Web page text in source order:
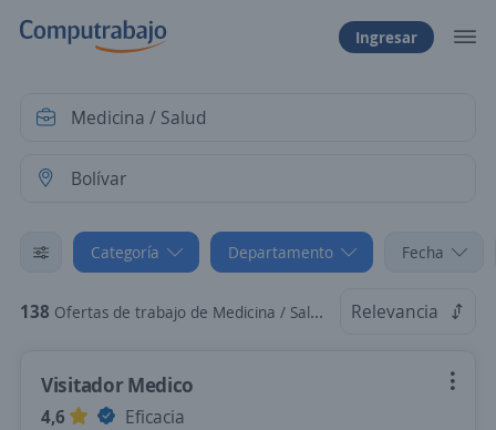
Ingresar
Categoría Departamento Fecha
138 Ofertas de trabajo de Medicina / Salud en Bolívar Relevancia
Visitador Medico
4,6
Eficacia